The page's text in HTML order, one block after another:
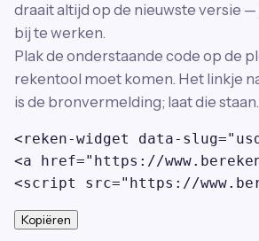
draait altijd op de nieuwste versie
bij te werken.
Plak de onderstaande code op de
rekentool moet komen. Het linkje
is de bronvermelding; laat die staan.
<reken-widget data-
<a href="https://
<script src="https://
Kopiëren